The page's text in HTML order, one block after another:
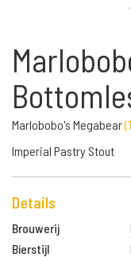
Marlobobo's Megabear(1
Imperial Pastry Stout
Details
Brouwerij
Bierstijl